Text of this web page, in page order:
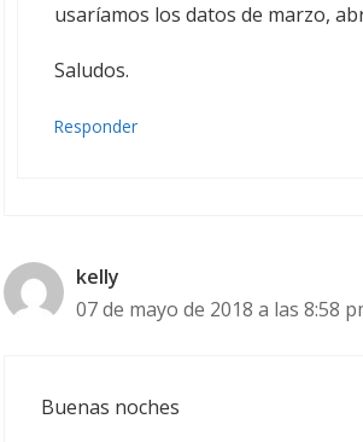
usaríamos los datos de marzo,
Saludos.
Responder
kelly
07 de mayo de 2018 a las 8:58
Buenas noches